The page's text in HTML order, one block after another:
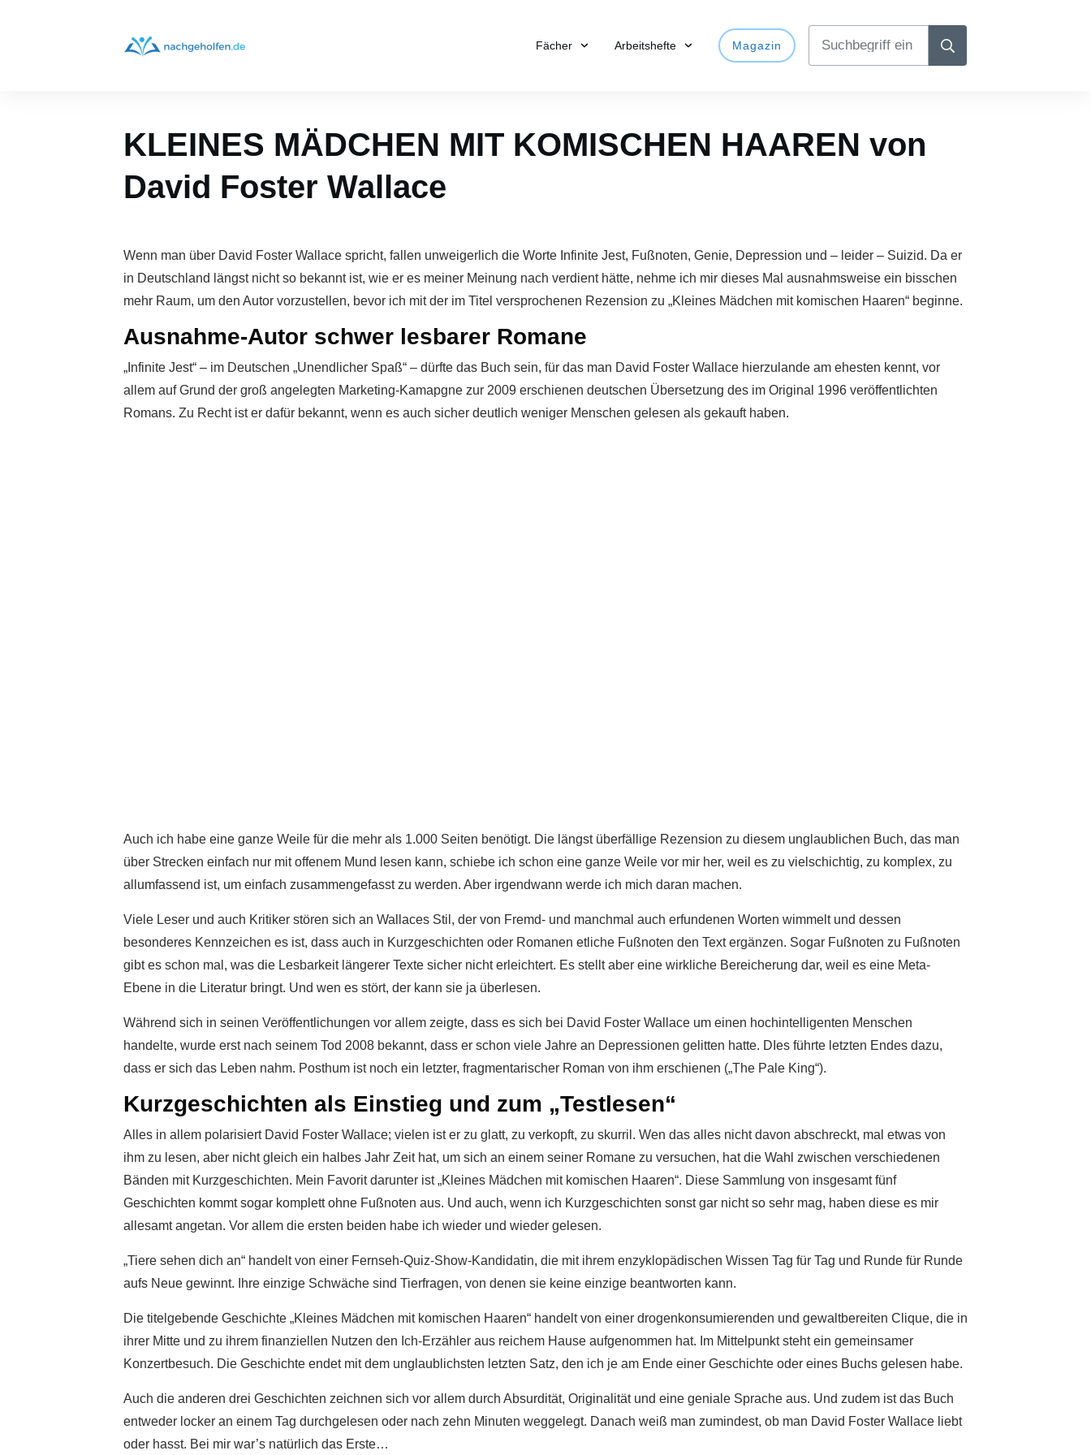
Fächer Arbeitshefte Magazin
KLEINES MÄDCHEN MIT KOMISCHEN HAAREN von
David Foster Wallace
Wenn man über David Foster Wallace spricht, fallen unweigerlich die Worte Infinite Jest, Fußnoten, Genie, Depression und – leider – Suizid. Da er
in Deutschland längst nicht so bekannt ist, wie er es meiner Meinung nach verdient hätte, nehme ich mir dieses Mal ausnahmsweise ein bisschen
mehr Raum, um den Autor vorzustellen, bevor ich mit der im Titel versprochenen Rezension zu „Kleines Mädchen mit komischen Haaren“ beginne.
Ausnahme-Autor schwer lesbarer Romane
„Infinite Jest“ – im Deutschen „Unendlicher Spaß“ – dürfte das Buch sein, für das man David Foster Wallace hierzulande am ehesten kennt, vor
allem auf Grund der groß angelegten Marketing-Kamapgne zur 2009 erschienen deutschen Übersetzung des im Original 1996 veröffentlichten
Romans. Zu Recht ist er dafür bekannt, wenn es auch sicher deutlich weniger Menschen gelesen als gekauft haben.
Auch ich habe eine ganze Weile für die mehr als 1.000 Seiten benötigt. Die längst überfällige Rezension zu diesem unglaublichen Buch, das man
über Strecken einfach nur mit offenem Mund lesen kann, schiebe ich schon eine ganze Weile vor mir her, weil es zu vielschichtig, zu komplex, zu
allumfassend ist, um einfach zusammengefasst zu werden. Aber irgendwann werde ich mich daran machen.
Viele Leser und auch Kritiker stören sich an Wallaces Stil, der von Fremd- und manchmal auch erfundenen Worten wimmelt und dessen
besonderes Kennzeichen es ist, dass auch in Kurzgeschichten oder Romanen etliche Fußnoten den Text ergänzen. Sogar Fußnoten zu Fußnoten
gibt es schon mal, was die Lesbarkeit längerer Texte sicher nicht erleichtert. Es stellt aber eine wirkliche Bereicherung dar, weil es eine Meta-
Ebene in die Literatur bringt. Und wen es stört, der kann sie ja überlesen.
Während sich in seinen Veröffentlichungen vor allem zeigte, dass es sich bei David Foster Wallace um einen hochintelligenten Menschen
handelte, wurde erst nach seinem Tod 2008 bekannt, dass er schon viele Jahre an Depressionen gelitten hatte. DIes führte letzten Endes dazu,
dass er sich das Leben nahm. Posthum ist noch ein letzter, fragmentarischer Roman von ihm erschienen („The Pale King“).
Kurzgeschichten als Einstieg und zum „Testlesen“
Alles in allem polarisiert David Foster Wallace; vielen ist er zu glatt, zu verkopft, zu skurril. Wen das alles nicht davon abschreckt, mal etwas von
ihm zu lesen, aber nicht gleich ein halbes Jahr Zeit hat, um sich an einem seiner Romane zu versuchen, hat die Wahl zwischen verschiedenen
Bänden mit Kurzgeschichten. Mein Favorit darunter ist „Kleines Mädchen mit komischen Haaren“. Diese Sammlung von insgesamt fünf
Geschichten kommt sogar komplett ohne Fußnoten aus. Und auch, wenn ich Kurzgeschichten sonst gar nicht so sehr mag, haben diese es mir
allesamt angetan. Vor allem die ersten beiden habe ich wieder und wieder gelesen.
„Tiere sehen dich an“ handelt von einer Fernseh-Quiz-Show-Kandidatin, die mit ihrem enzyklopädischen Wissen Tag für Tag und Runde für Runde
aufs Neue gewinnt. Ihre einzige Schwäche sind Tierfragen, von denen sie keine einzige beantworten kann.
Die titelgebende Geschichte „Kleines Mädchen mit komischen Haaren“ handelt von einer drogenkonsumierenden und gewaltbereiten Clique, die in
ihrer Mitte und zu ihrem finanziellen Nutzen den Ich-Erzähler aus reichem Hause aufgenommen hat. Im Mittelpunkt steht ein gemeinsamer
Konzertbesuch. Die Geschichte endet mit dem unglaublichsten letzten Satz, den ich je am Ende einer Geschichte oder eines Buchs gelesen habe.
Auch die anderen drei Geschichten zeichnen sich vor allem durch Absurdität, Originalität und eine geniale Sprache aus. Und zudem ist das Buch
entweder locker an einem Tag durchgelesen oder nach zehn Minuten weggelegt. Danach weiß man zumindest, ob man David Foster Wallace liebt
oder hasst. Bei mir war’s natürlich das Erste…